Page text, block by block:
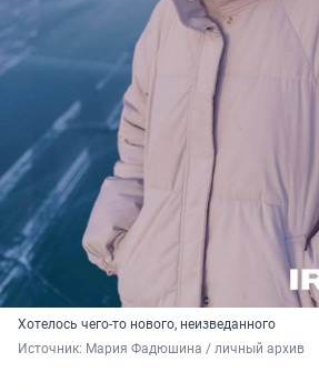
Хотелось чего-то нового, неизведанного
Источник: Мария Фадюшина / личный архив